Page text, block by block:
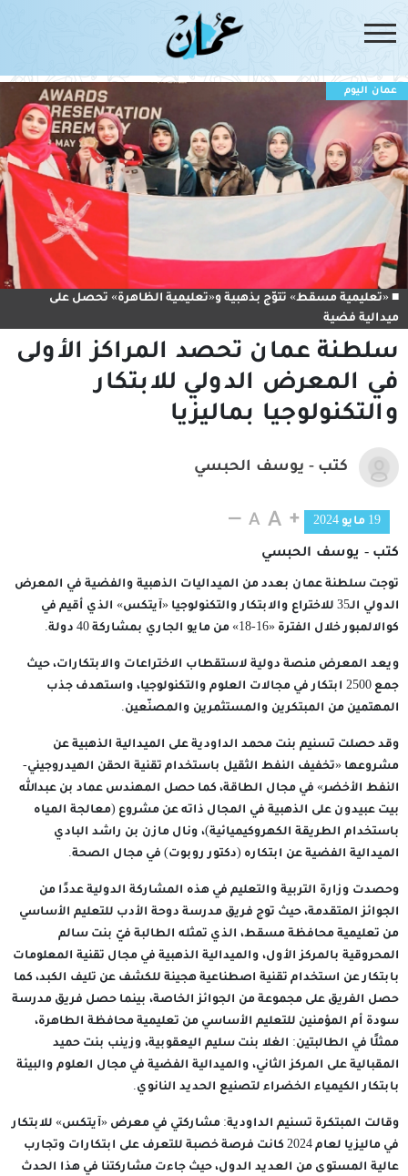
■ «تعليمية مسقط» تتوّج بذهبية و«تعليمية الظاهرة» تحصل على
ميدالية فضية
عمان اليوم
سلطنة عمان تحصد المراكز الأولى
في المعرض الدولي للابتكار
والتكنولوجيا بماليزيا
كتب - يوسف الحبسي
19 مايو 2024
كتب - يوسف الحبسي
توجت سلطنة عمان بعدد من الميداليات الذهبية والفضية في المعرض
الدولي الـ35 للاختراع والابتكار والتكنولوجيا «آيتكس» الذي أقيم في
كوالالمبور خلال الفترة «16-18» من مايو الجاري بمشاركة 40 دولة.
ويعد المعرض منصة دولية لاستقطاب الاختراعات والابتكارات، حيث
جمع 2500 ابتكار في مجالات العلوم والتكنولوجيا، واستهدف جذب
المهتمين من المبتكرين والمستثمرين والمصنّعين.
وقد حصلت تسنيم بنت محمد الداودية على الميدالية الذهبية عن
مشروعها «تخفيف النفط الثقيل باستخدام تقنية الحقن الهيدروجيني-
النفط الأخضر» في مجال الطاقة، كما حصل المهندس عماد بن عبدالله
بيت عبيدون على الذهبية في المجال ذاته عن مشروع (معالجة المياه
باستخدام الطريقة الكهروكيميائية)، ونال مازن بن راشد البادي
الميدالية الفضية عن ابتكاره (دكتور روبوت) في مجال الصحة.
وحصدت وزارة التربية والتعليم في هذه المشاركة الدولية عددًا من
الجوائز المتقدمة، حيث توج فريق مدرسة دوحة الأدب للتعليم الأساسي
من تعليمية محافظة مسقط، الذي تمثله الطالبة فيّ بنت سالم
المحروقية بالمركز الأول، والميدالية الذهبية في مجال تقنية المعلومات
بابتكار عن استخدام تقنية اصطناعية هجينة للكشف عن تليف الكبد، كما
حصل الفريق على مجموعة من الجوائز الخاصة، بينما حصل فريق مدرسة
سودة أم المؤمنين للتعليم الأساسي من تعليمية محافظة الطاهرة،
ممثلًا في الطالبتين: الغلا بنت سليم اليعقوبية، وزينب بنت حميد
المقبالية على المركز الثاني، والميدالية الفضية في مجال العلوم والبيئة
بابتكار الكيمياء الخضراء لتصنيع الحديد النانوي.
وقالت المبتكرة تسنيم الداودية: مشاركتي في معرض «آيتكس» للابتكار
في ماليزيا لعام 2024 كانت فرصة خصبة للتعرف على ابتكارات وتجارب
عالية المستوى من العديد الدول، حيث جاءت مشاركتنا في هذا الحدث